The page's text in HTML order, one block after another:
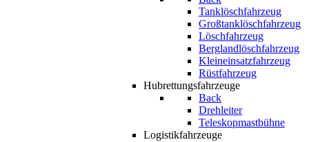
Tanklöschfahrzeug
Großtanklöschfahrzeug
Löschfahrzeug
Berglandlöschfahrzeug
Kleineinsatzfahrzeug
Rüstfahrzeug
Hubrettungsfahrzeuge
Back
Drehleiter
Teleskopmastbühne
Logistikfahrzeuge